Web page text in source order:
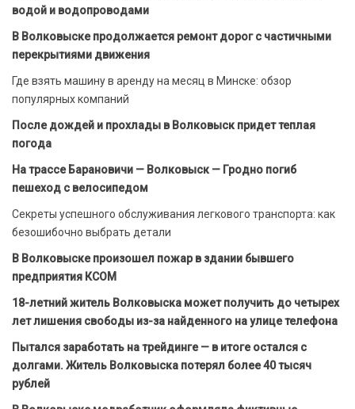
водой и водопроводами
В Волковыске продолжается ремонт дорог с частичными
перекрытиями движения
Где взять машину в аренду на месяц в Минске: обзор
популярных компаний
После дождей и прохлады в Волковыск придет теплая
погода
На трассе Барановичи — Волковыск — Гродно погиб
пешеход с велосипедом
Секреты успешного обслуживания легкового транспорта: как
безошибочно выбрать детали
В Волковыске произошел пожар в здании бывшего
предприятия КСОМ
18-летний житель Волковыска может получить до четырех
лет лишения свободы из-за найденного на улице телефона
Пытался заработать на трейдинге — в итоге остался с
долгами. Житель Волковыска потерял более 40 тысяч
рублей